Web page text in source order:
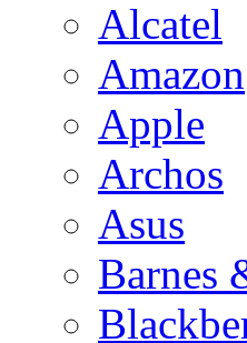
Alcatel
Amazon
Apple
Archos
Asus
Barnes